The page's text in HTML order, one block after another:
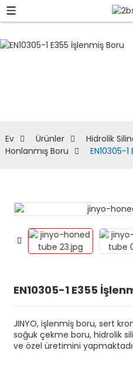
Ev Ürünler Hidrolik
Honlanmış Boru
EN10305-
EN10305-1 E355
JINYO, işlenmiş boru, sert
soğuk çekme boru, hidrolik
ve özel üretimini